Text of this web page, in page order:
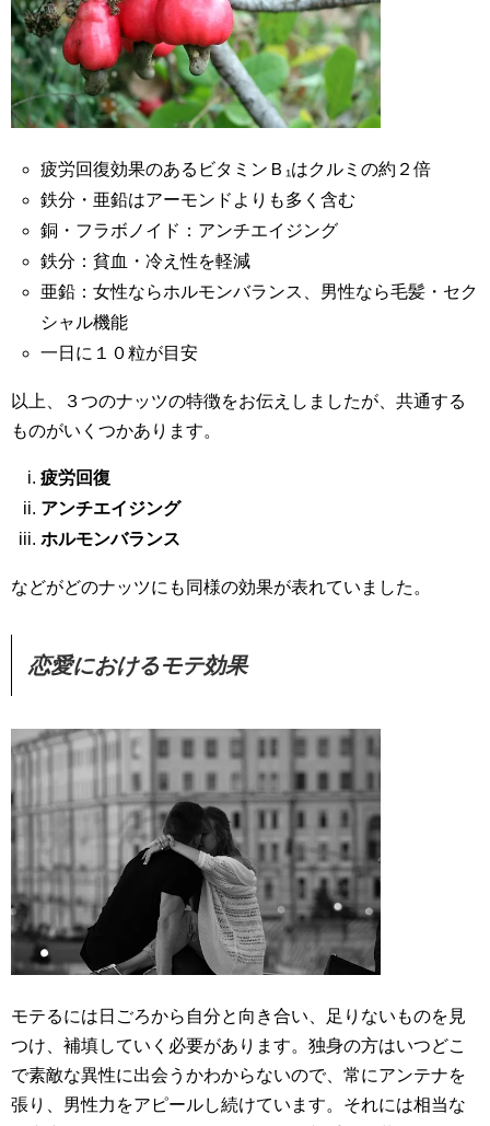
疲労回復効果のあるビタミンＢ₁はクルミの約２倍
鉄分・亜鉛はアーモンドよりも多く含む
銅・フラボノイド：アンチエイジング
鉄分：貧血・冷え性を軽減
亜鉛：女性ならホルモンバランス、男性なら毛髪・セク
シャル機能
一日に１０粒が目安
以上、３つのナッツの特徴をお伝えしましたが、共通する
ものがいくつかあります。
疲労回復
アンチエイジング
ホルモンバランス
などがどのナッツにも同様の効果が表れていました。
恋愛におけるモテ効果
モテるには日ごろから自分と向き合い、足りないものを見
つけ、補填していく必要があります。独身の方はいつどこ
で素敵な異性に出会うかわからないので、常にアンテナを
張り、男性力をアピールし続けています。それには相当な